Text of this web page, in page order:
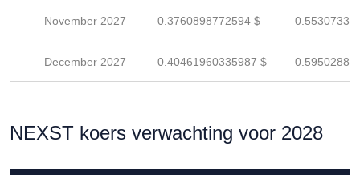
November 2027 0.3760898772594 $
December 2027 0.40461960335987 $
NEXST koers verwachting voor 2028